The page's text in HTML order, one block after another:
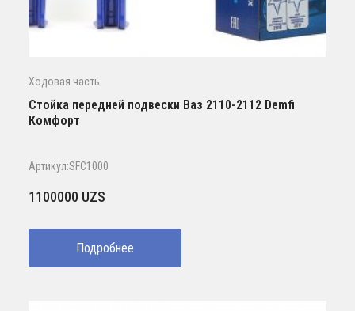
Ходовая часть
Стойка передней подвески Ваз 2110-2112 Demfi
Комфорт
Артикул:SFC1000
1100000 UZS
Подробнее